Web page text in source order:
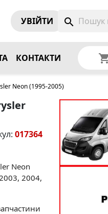
УВIЙТИ search
КОНТАКТИ
Neon (1995-2005)
017364
Neon
2004,